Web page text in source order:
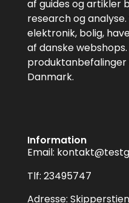
af guides og artikler
research og
elektronik, bolig,
af danske
produktanbefalinger
Danmark.
Information
Email:
Tlf: 23495747
Adresse: